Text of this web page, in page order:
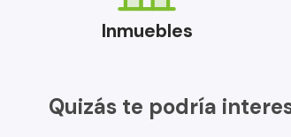
Inmuebles
Quizás te podría